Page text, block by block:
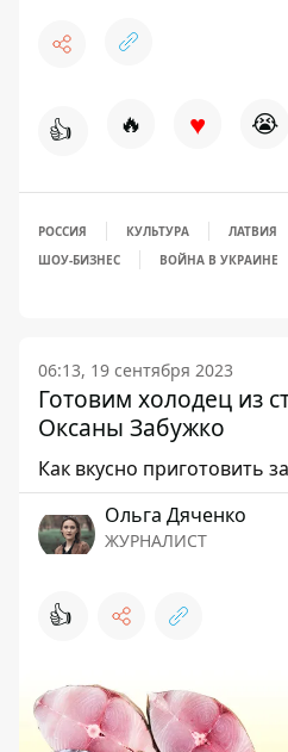
👍 🔥 ♥ 😭
РОССИЯ КУЛЬТУРА ЛАТВИЯ
ШОУ-БИЗНЕС
ВОЙНА В УКРАИНЕ
06:13, 19 сентября 2023
Готовим холодец из
Оксаны Забужко
Как вкусно приготовить
Ольга Дяченко
ЖУРНАЛИСТ
👍